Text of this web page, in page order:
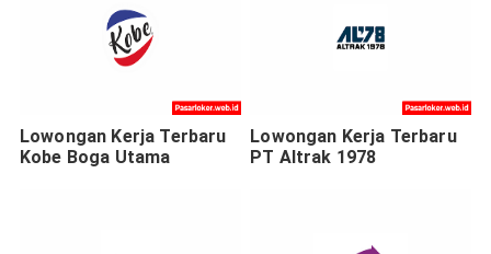
Lowongan Kerja Terbaru
Kobe Boga Utama
Lowongan Kerja Terbaru
PT Altrak 1978